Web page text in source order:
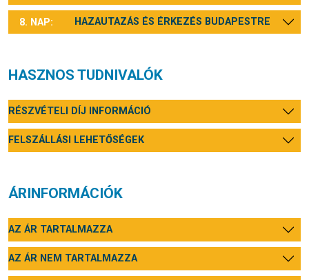
8. NAP: HAZAUTAZÁS ÉS ÉRKEZÉS BUDAPESTRE
HASZNOS TUDNIVALÓK
RÉSZVÉTELI DÍJ INFORMÁCIÓ
FELSZÁLLÁSI LEHETŐSÉGEK
ÁRINFORMÁCIÓK
AZ ÁR TARTALMAZZA
AZ ÁR NEM TARTALMAZZA